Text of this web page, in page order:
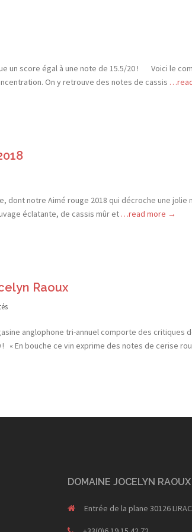
un score égal à une note de 15.5/20 ! Voici le
On y retrouve des notes de cassis
dont notre Aimé rouge 2018 qui décroche une
éclatante, de cassis mûr et …read more →
Raoux
anglophone tri-annuel comporte des critiques
« En bouche ce vin exprime des notes de cerise
DOMAINE JOCELYN RAOUX
Entrée de la plane 30126 LIRAC